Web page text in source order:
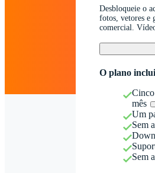
Desbloqueie o
fotos, vetores e
comercial.
O plano
mês
Um
Sem
Sem